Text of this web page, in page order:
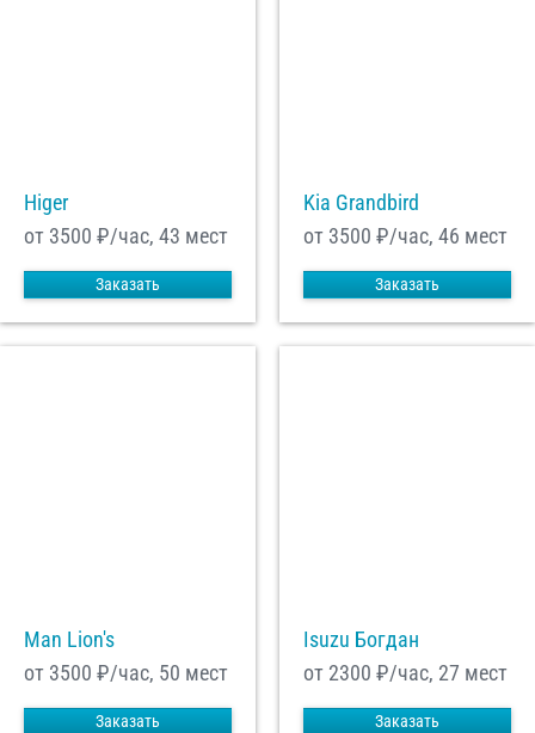
Higer
от 3500 ₽/час, 43 мест
Заказать
Kia Grandbird
от 3500 ₽/час, 46 мест
Заказать
Man Lion's
от 3500 ₽/час, 50 мест
Заказать
Isuzu Богдан
от 2300 ₽/час, 27 мест
Заказать